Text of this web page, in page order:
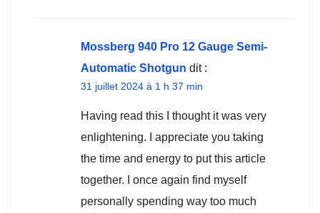
Mossberg 940 Pro 12 Gauge Semi-
Automatic Shotgun dit :
31 juillet 2024 à 1 h 37 min
Having read this I thought it was very
enlightening. I appreciate you taking
the time and energy to put this article
together. I once again find myself
personally spending way too much